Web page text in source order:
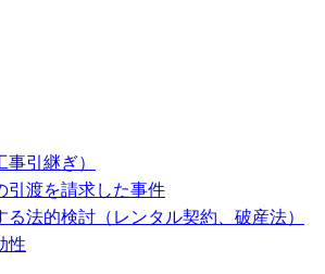
引継ぎ）
引渡を請求した事件
法的検討（レンタル契約、破産法）
性